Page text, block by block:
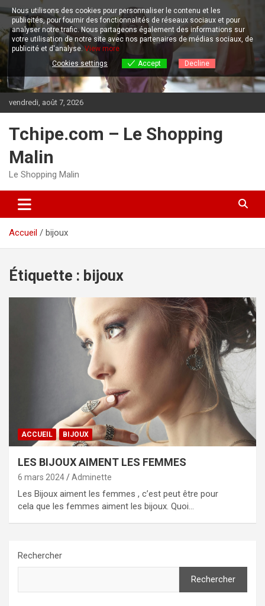
Aller
au
contenu
vendredi, août 7, 2026
Tchipe.com – Le Shopping
Malin
Le Shopping Malin
Accueil bijoux
Étiquette : bijoux
ACCUEIL BIJOUX
LES BIJOUX AIMENT LES FEMMES
6 mars 2024 Adminette
Les Bijoux aiment les femmes , c’est peut être pour
cela que les femmes aiment les bijoux. Quoi…
Rechercher
Rechercher
Nous utilisons des cookies pour personnaliser le contenu et les
publicités, pour fournir des fonctionnalités de réseaux sociaux et pour
analyser notre trafic.Nous partageons également des informations sur
votre utilisation de notre site avec nos partenaires de médias sociaux, de
publicité et d'analyse. View more
Cookies settings
Accept Decline